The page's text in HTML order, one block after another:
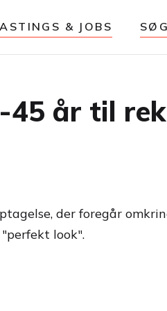
& JOBS
år til
der foregår
look".